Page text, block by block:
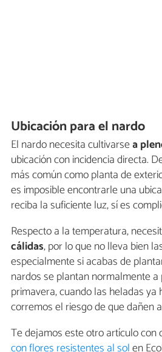
Ubicación para el nardo
El nardo necesita cultivarsea
ubicación con incidencia directa.
más común como planta de
es imposible encontrarle una
reciba la suficiente luz, sí es
Respecto a la temperatura,
cálidas, por lo que no lleva bien
especialmente si acabas de
nardos se plantan normalmente a
primavera, cuando las heladas ya
corremos el riesgo de que dañen
Te dejamos este otro artículo con